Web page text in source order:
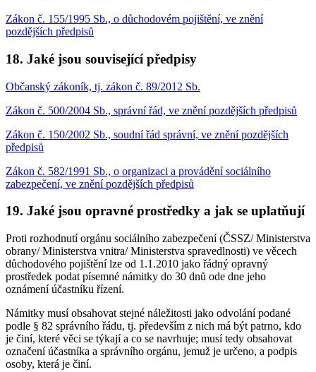
Zákon č. 155/1995 Sb., o důchodovém pojištění, ve znění
pozdějších předpisů
18. Jaké jsou související předpisy
Občanský zákoník, tj. zákon č. 89/2012 Sb.
Zákon č. 500/2004 Sb., správní řád, ve znění pozdějších předpisů
Zákon č. 150/2002 Sb., soudní řád správní, ve znění pozdějších
předpisů
Zákon č. 582/1991 Sb., o organizaci a provádění sociálního
zabezpečení, ve znění pozdějších předpisů
19. Jaké jsou opravné prostředky a jak se uplatňují
Proti rozhodnutí orgánu sociálního zabezpečení (ČSSZ/ Ministerstva
obrany/ Ministerstva vnitra/ Ministerstva spravedlnosti) ve věcech
důchodového pojištění lze od 1.1.2010 jako řádný opravný
prostředek podat písemné námitky do 30 dnů ode dne jeho
oznámení účastníku řízení.
Námitky musí obsahovat stejné náležitosti jako odvolání podané
podle § 82 správního řádu, tj. především z nich má být patrno, kdo
je činí, které věci se týkají a co se navrhuje; musí tedy obsahovat
označení účastníka a správního orgánu, jemuž je určeno, a podpis
osoby, která je činí.